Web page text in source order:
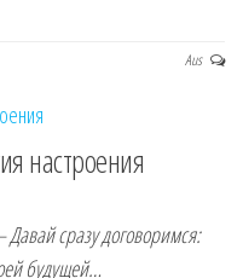
Aus
настроения
сразу договоримся:
будущей…